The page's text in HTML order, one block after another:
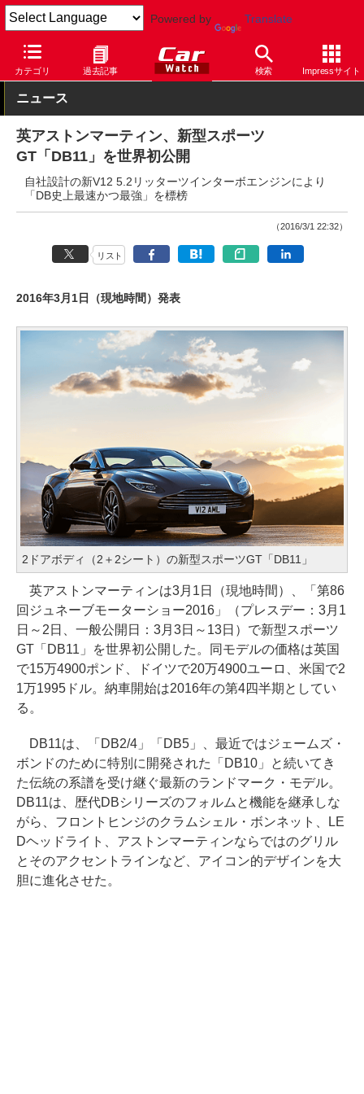
Powered by Translate
カテゴリ 過去記事 検索 Impressサイト
Car Watch イベント ジュネーブショー 2016
ニュース
英アストンマーティン、新型スポーツ
GT「DB11」を世界初公開
自社設計の新V12 5.2リッターツインターボエンジンにより
「DB史上最速かつ最強」を標榜
（2016/3/1 22:32）
リスト
2016年3月1日（現地時間）発表
2ドアボディ（2＋2シート）の新型スポーツGT「DB11」
英アストンマーティンは3月1日（現地時間）、「第86
回ジュネーブモーターショー2016」（プレスデー：3月1
日～2日、一般公開日：3月3日～13日）で新型スポーツ
GT「DB11」を世界初公開した。同モデルの価格は英国
で15万4900ポンド、ドイツで20万4900ユーロ、米国で2
1万1995ドル。納車開始は2016年の第4四半期としてい
る。
DB11は、「DB2/4」「DB5」、最近ではジェームズ・
ボンドのために特別に開発された「DB10」と続いてき
た伝統の系譜を受け継ぐ最新のランドマーク・モデル。
DB11は、歴代DBシリーズのフォルムと機能を継承しな
がら、フロントヒンジのクラムシェル・ボンネット、LE
Dヘッドライト、アストンマーティンならではのグリル
とそのアクセントラインなど、アイコン的デザインを大
胆に進化させた。